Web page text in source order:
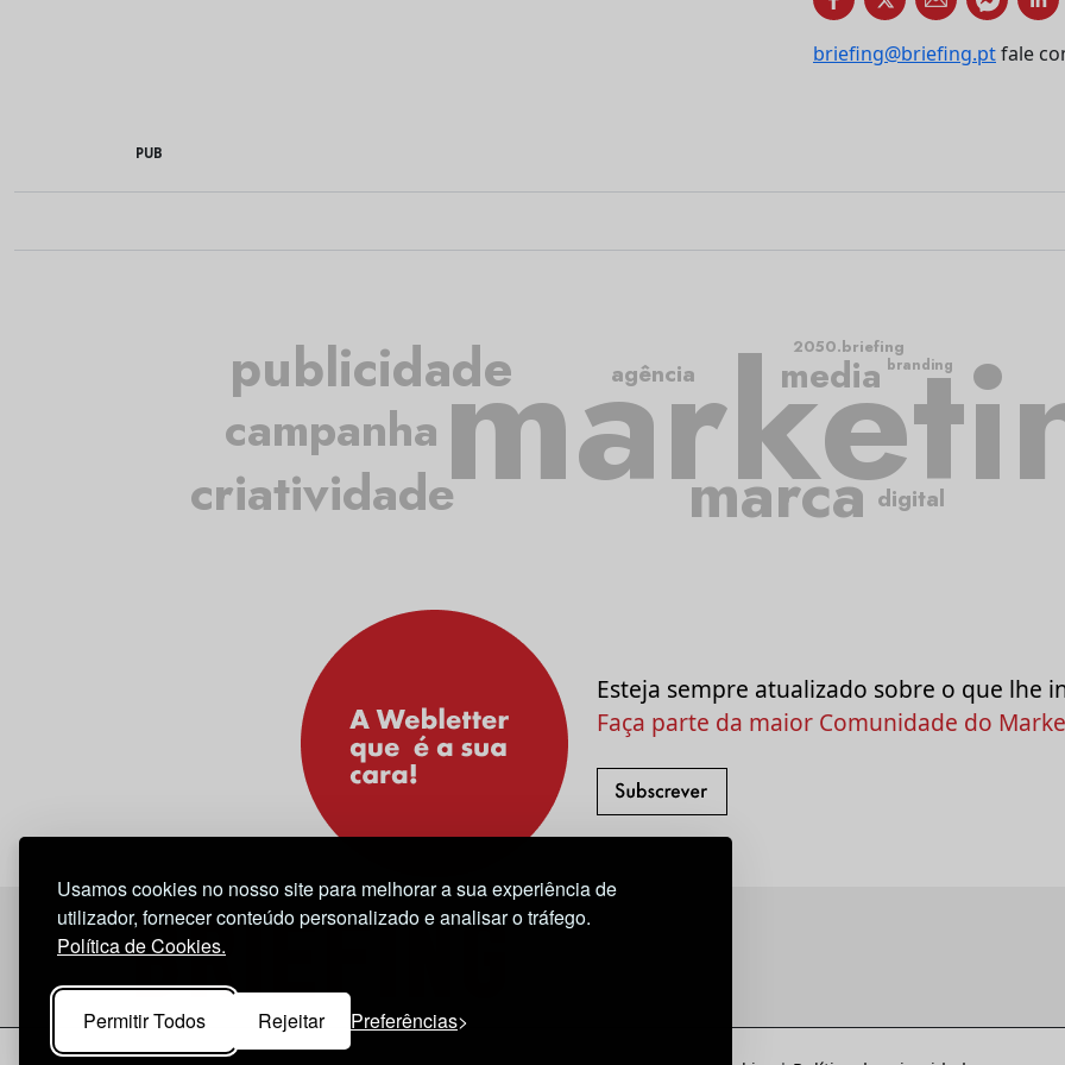
Usamos cookies no nosso site para melhorar a sua experiência de
utilizador, fornecer conteúdo personalizado e analisar o tráfego.
Política de Cookies.
Permitir Todos Rejeitar Preferências
briefing@briefing.ptfale
PUB
publicidade
marca
criatividade
campanha
media
agência
digital
2050.briefing
branding
Esteja sempre atualizado sobre o que lhe
Faça parte da maior Comunidade do